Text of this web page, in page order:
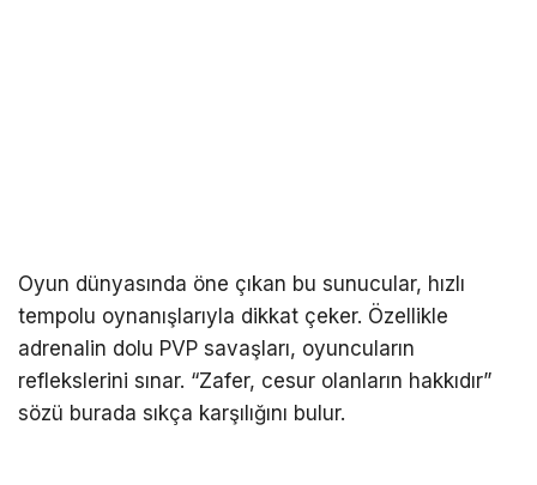
Oyun dünyasında öne çıkan bu sunucular, hızlı
tempolu oynanışlarıyla dikkat çeker. Özellikle
adrenalin dolu PVP savaşları, oyuncuların
reflekslerini sınar. “Zafer, cesur olanların hakkıdır”
sözü burada sıkça karşılığını bulur.